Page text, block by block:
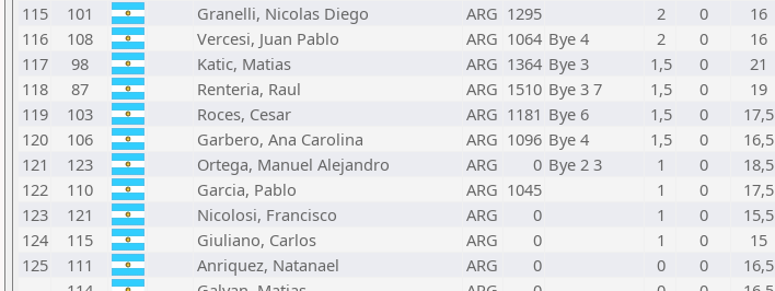
115
101 Granelli, Nicolas Diego ARG 1295 2 0 16
116
108 Vercesi, Juan Pablo ARG 1064 Bye 4 2 0 16
117
98 Katic, Matias ARG 1364 Bye 3 1,5 0 21
118
87 Renteria, Raul ARG 1510 Bye 3 7 1,5 0 19
119
103 Roces, Cesar ARG 1181 Bye 6 1,5 0 17,5
120
106 Garbero, Ana Carolina ARG 1096 Bye 4 1,5 0 16,5
121
123 Ortega, Manuel Alejandro ARG 0 Bye 2 3 1 0 18,5
122
110 Garcia, Pablo ARG 1045 1 0 17,5
123
121 Nicolosi, Francisco ARG 0 1 0 15,5
124
115 Giuliano, Carlos ARG 0 1 0 15
125
111 Anriquez, Natanael ARG 0 0 0 16,5